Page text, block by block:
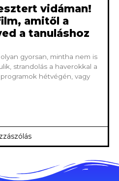
vidáman!
amitől a
a tanuláshoz
gyorsan, mintha nem is
strandolás a haverokkal a
hétvégén, vagy